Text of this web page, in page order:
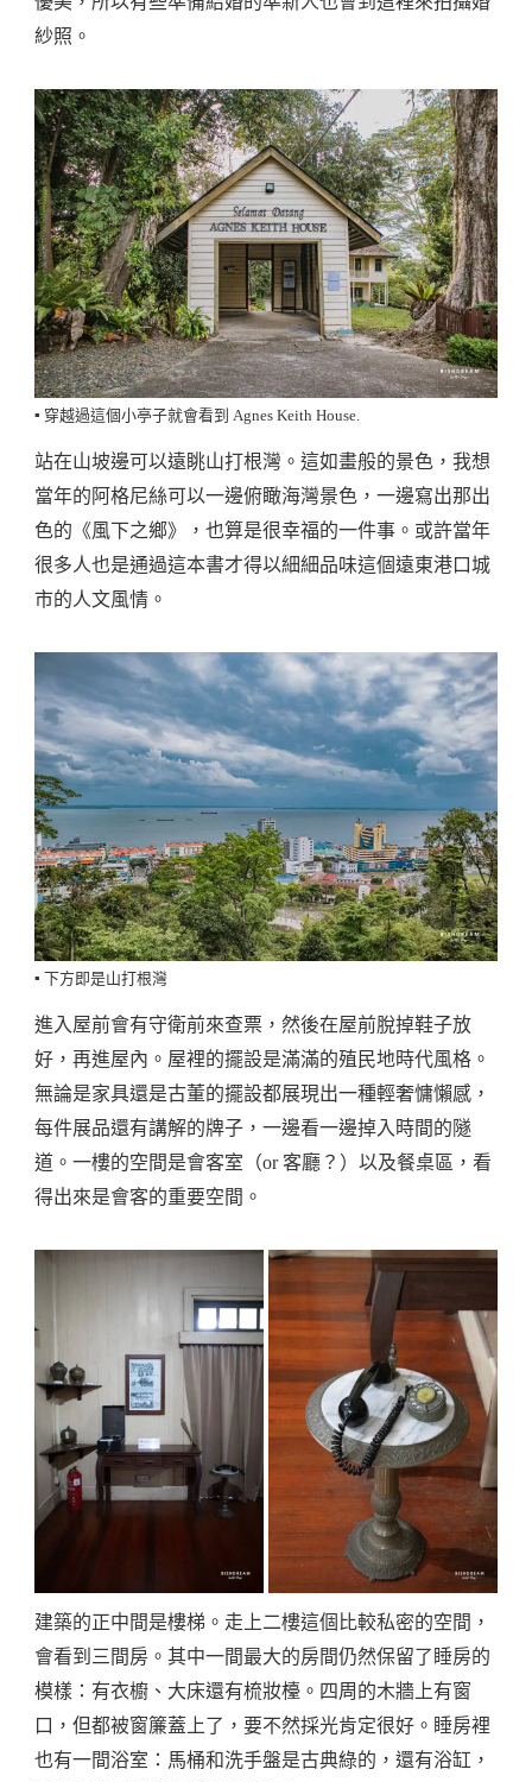
紗照。
▪️ 穿越過這個小亭子就會看到 Agnes Keith House.
站在山坡邊可以遠眺山打根灣。這如畫般的景色，我想
當年的阿格尼絲可以一邊俯瞰海灣景色，一邊寫出那出
色的《風下之鄉》，也算是很幸福的一件事。或許當年
很多人也是通過這本書才得以細細品味這個遠東港口城
市的人文風情。
▪️ 下方即是山打根灣
進入屋前會有守衛前來查票，然後在屋前脫掉鞋子放
好，再進屋內。屋裡的擺設是滿滿的殖民地時代風格。
無論是家具還是古董的擺設都展現出一種輕奢慵懶感，
每件展品還有講解的牌子，一邊看一邊掉入時間的隧
道。一樓的空間是會客室（or 客廳？）以及餐桌區，看
得出來是會客的重要空間。
建築的正中間是樓梯。走上二樓這個比較私密的空間，
會看到三間房。其中一間最大的房間仍然保留了睡房的
模樣：有衣櫥、大床還有梳妝檯。四周的木牆上有窗
口，但都被窗簾蓋上了，要不然採光肯定很好。睡房裡
也有一間浴室：馬桶和洗手盤是古典綠的，還有浴缸，